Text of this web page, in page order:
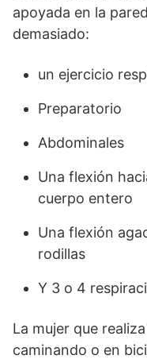
apoyada en la
demasiado:
un ejercicio
Preparatorio
Abdominales
Una flexión
cuerpo entero
Una flexión
rodillas
Y 3 o 4
La mujer que
caminando o en